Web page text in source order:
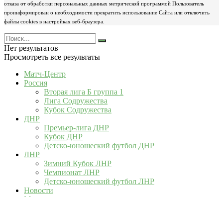
отказа от обработки персональных данных метрической программой Пользователь
проинформирован о необходимости прекратить использование Сайта или отключить
файлы cookies в настройках веб-браузера.
Нет результатов
Просмотреть все результаты
Матч-Центр
Россия
Вторая лига Б группа 1
Лига Содружества
Кубок Содружества
ДНР
Премьер-лига ДНР
Кубок ДНР
Детско-юношеский футбол ДНР
ЛНР
Зимний Кубок ЛНР
Чемпионат ЛНР
Детско-юношеский футбол ЛНР
Новости